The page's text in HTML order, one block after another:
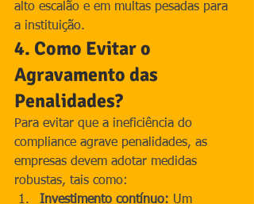
alto escalão e em multas pesadas para
a instituição.
4. Como Evitar o
Agravamento das
Penalidades?
Para evitar que a ineficiência do
compliance agrave penalidades, as
empresas devem adotar medidas
robustas, tais como:
Investimento contínuo: Um